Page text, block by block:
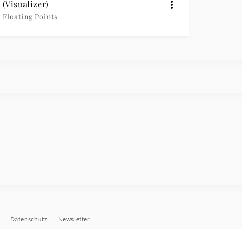
(Visualizer)
Floating Points
Datenschutz Newsletter